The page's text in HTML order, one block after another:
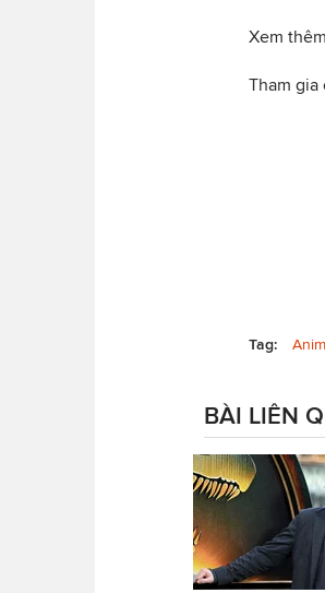
Xem
Tham gia
Tag:
BÀI LIÊN